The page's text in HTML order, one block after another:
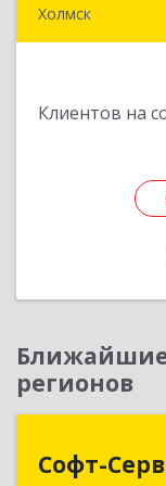
Холмск
Клиентов на
Ближайшие
регионов
Софт-